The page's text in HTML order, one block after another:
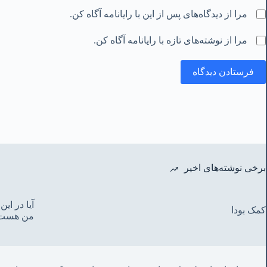
مرا از دیدگاه‌های پس از این با رایانامه آگاه کن.
مرا از نوشته‌های تازه با رایانامه آگاه کن.
فرستادن دیدگاه
برخی نوشته‌های اخیر
کمک بودا
آیا در
من